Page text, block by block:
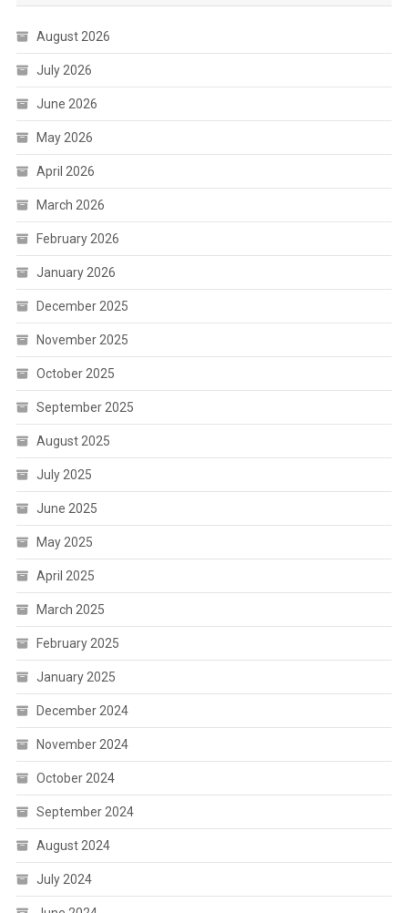
August 2026
July 2026
June 2026
May 2026
April 2026
March 2026
February 2026
January 2026
December 2025
November 2025
October 2025
September 2025
August 2025
July 2025
June 2025
May 2025
April 2025
March 2025
February 2025
January 2025
December 2024
November 2024
October 2024
September 2024
August 2024
July 2024